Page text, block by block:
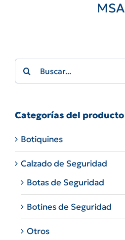
MSA
Search
for:
Categorías del producto
Botiquines
Calzado de Seguridad
Botas de Seguridad
Botines de Seguridad
Otros